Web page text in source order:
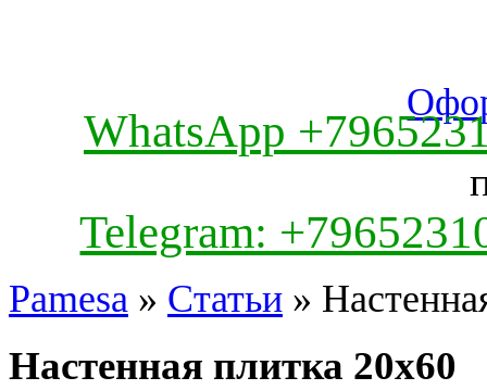
WhatsApp
Telegram:
Pamesa » Статьи »
Настенная плитка 20x60